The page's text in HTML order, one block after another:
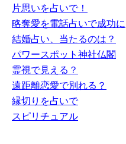
片思いを占いで！
略奪愛を電話占いで成功に
結婚占い、当たるのは？
パワースポット神社仏閣
霊視で見える？
遠距離恋愛で別れる？
縁切りを占いで
スピリチュアル